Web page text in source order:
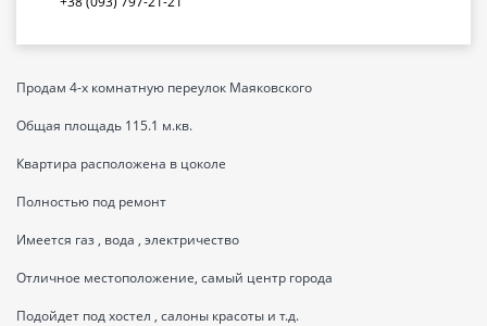
Продам 4-х комнатную переулок Маяковского
Общая площадь 115.1 м.кв.
Квартира расположена в цоколе
Полностью под ремонт
Имеется газ , вода , электричество
Отличное местоположение, самый центр города
Подойдет под хостел , салоны красоты и т.д.